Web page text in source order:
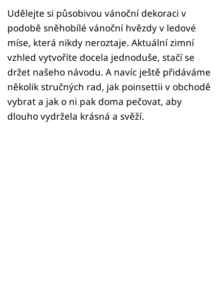
Udělejte si působivou vánoční dekoraci v
podobě sněhobílé vánoční hvězdy v ledové
míse, která nikdy neroztaje. Aktuální zimní
vzhled vytvoříte docela jednoduše, stačí se
držet našeho návodu. A navíc ještě přidáváme
několik stručných rad, jak poinsettii v obchodě
vybrat a jak o ni pak doma pečovat, aby
dlouho vydržela krásná a svěží.